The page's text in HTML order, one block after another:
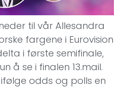
til vår Allesandra
fargene i Eurovision
i første semifinale,
å se i finalen 13.mail.
odds og polls en